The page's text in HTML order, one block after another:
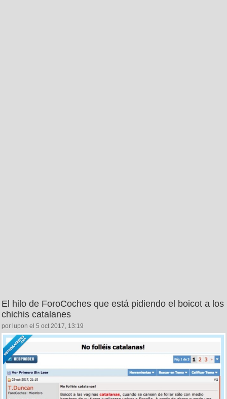
El hilo de ForoCoches que está pidiendo el boicot a los
chichis catalanes
por lupon el 5 oct 2017, 13:19